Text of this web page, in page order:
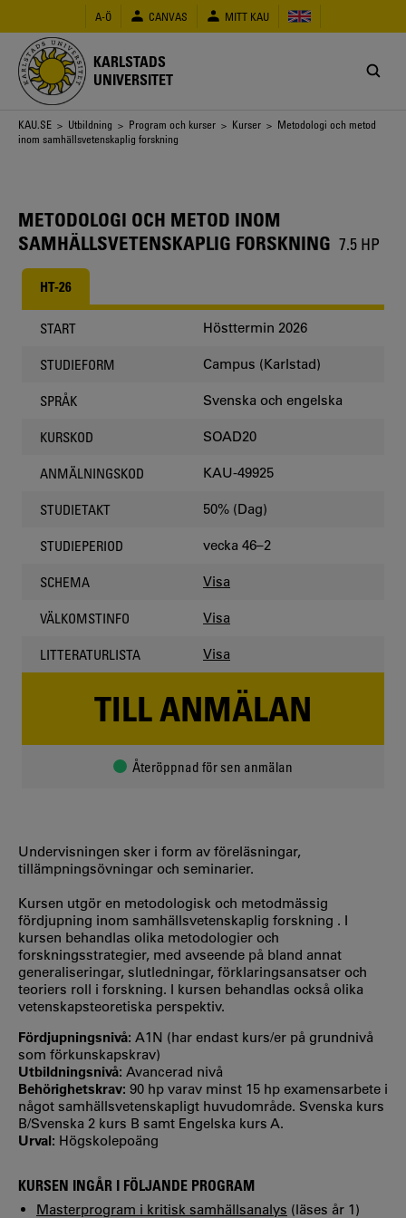
huvudinnehåll
A-Ö CANVAS MITT KAU
KARLSTADS
UNIVERSITET
Länkstig
KAU.SE > Utbildning > Program och kurser > Kurser > Metodologi och metod
inom samhällsvetenskaplig forskning
METODOLOGI OCH METOD INOM
SAMHÄLLSVETENSKAPLIG FORSKNING 7.5 HP
HT-26
START Hösttermin 2026
STUDIEFORM Campus (Karlstad)
SPRÅK Svenska och engelska
KURSKOD SOAD20
ANMÄLNINGSKOD KAU-49925
STUDIETAKT 50% (Dag)
STUDIEPERIOD vecka 46–2
SCHEMA Visa
VÄLKOMSTINFO Visa
LITTERATURLISTA Visa
TILL ANMÄLAN
Återöppnad för sen anmälan
Undervisningen sker i form av föreläsningar,
tillämpningsövningar och seminarier.
Kursen utgör en metodologisk och metodmässig
fördjupning inom samhällsvetenskaplig forskning . I
kursen behandlas olika metodologier och
forskningsstrategier, med avseende på bland annat
generaliseringar, slutledningar, förklaringsansatser och
teoriers roll i forskning. I kursen behandlas också olika
vetenskapsteoretiska perspektiv.
Fördjupningsnivå: A1N (har endast kurs/er på grundnivå
som förkunskapskrav)
Utbildningsnivå: Avancerad nivå
Behörighetskrav: 90 hp varav minst 15 hp examensarbete i
något samhällsvetenskapligt huvudområde. Svenska kurs
B/Svenska 2 kurs B samt Engelska kurs A.
Urval: Högskolepoäng
KURSEN INGÅR I FÖLJANDE PROGRAM
Masterprogram i kritisk samhällsanalys (läses år 1)